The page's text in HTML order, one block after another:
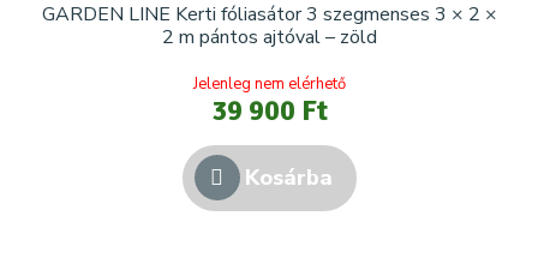
GARDEN LINE Kerti fóliasátor 3 szegmenses 3 × 2 ×
2 m pántos ajtóval – zöld
Jelenleg nem elérhető
39 900 Ft
Kosárba